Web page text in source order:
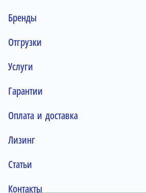
Бренды
Отгрузки
Услуги
Гарантии
Оплата и доставка
Лизинг
Статьи
Контакты